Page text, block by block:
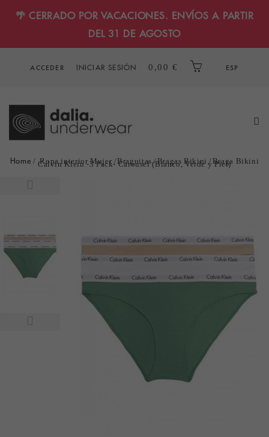
🌴 CERRADO POR VACACIONES. ENVÍOS A PARTIR
DEL 31 DE AGOSTO
ACCEDER INICIAR SESIÓN 0,00 € ESP
Home Ropa interior Mujer Braguitas Bragas Bikini Braga Bikini
Calvin Klein -3 Pack- Carousel (Blanco, Verde y Piel)